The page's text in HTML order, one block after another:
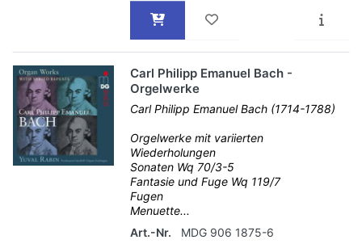
Carl Philipp Emanuel Bach -
Orgelwerke
Carl Philipp Emanuel Bach (1714-1788)
Orgelwerke mit variierten
Wiederholungen
Sonaten Wq 70/3-5
Fantasie und Fuge Wq 119/7
Fugen
Menuette...
Art.-Nr.
MDG 906 1875-6